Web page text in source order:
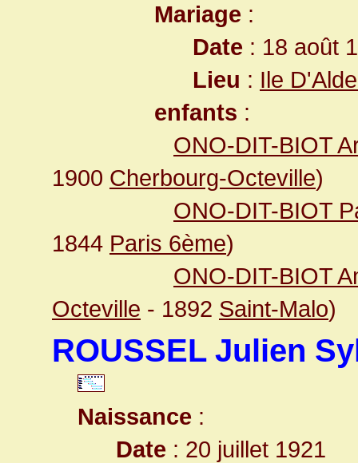
Mariage :
Date : 18 août
Lieu : Ile
enfants :
ONO-DIT-BIOT
1900 Cherbourg-Octeville)
ONO-DIT-BIOT
1844 Paris 6ème)
ONO-DIT-BIOT
Octeville - 1892 Saint-Malo)
ROUSSEL Julien
Naissance :
Date : 20 juillet 1921